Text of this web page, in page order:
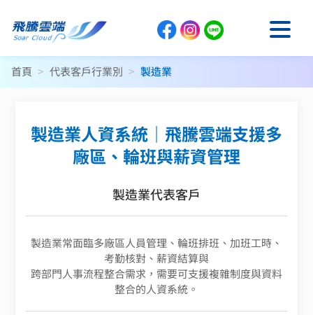
首頁 > 代表客戶行業別 > 製造業
製造業人資系統｜飛騰雲端支援多
廠區、輪班與薪資管理
製造業代表客戶
製造業常面臨多廠區人員管理、輪班排班、加班工時、
考勤核對、薪資結算與
跨部門人事流程整合需求，需要可支援複雜制度與資料
整合的人資系統。